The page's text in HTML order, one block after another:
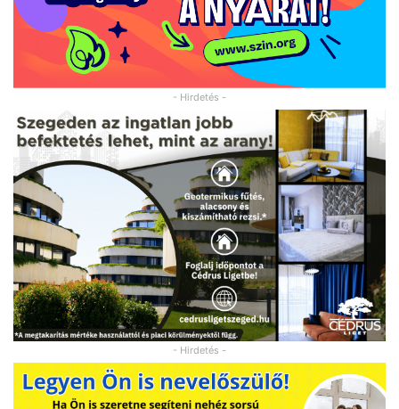
- Hirdetés -
- Hirdetés -